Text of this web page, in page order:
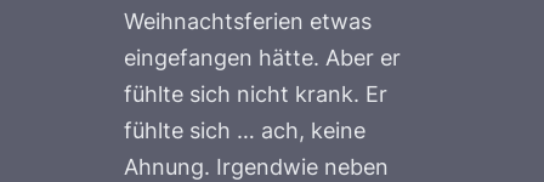
Weihnachtsferien etwas
eingefangen hätte. Aber er
fühlte sich nicht krank. Er
fühlte sich … ach, keine
Ahnung. Irgendwie neben